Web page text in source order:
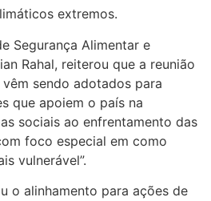
extremos.
Segurança Alimentar e
Rahal, reiterou que a reunião
sendo adotados para
que apoiem o país na
sociais ao enfrentamento das
foco especial em como
vulnerável”.
o alinhamento para ações de